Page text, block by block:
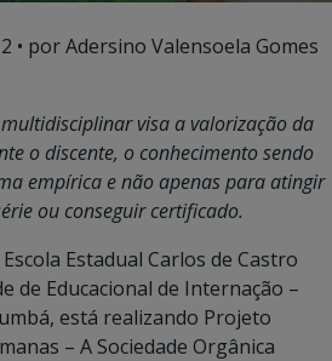
• por Adersino Valensoela Gomes
visa a valorização da
o discente, o conhecimento sendo
empírica e não apenas para atingir
ou conseguir certificado.
Escola Estadual Carlos de Castro
de Educacional de Internação –
está realizando Projeto
– A Sociedade Orgânica